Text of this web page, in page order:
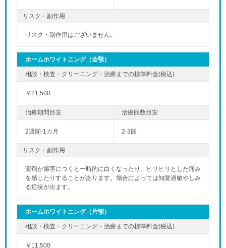
リスク・副作用
リスク・副作用はございません。
ホームホワイトニング（全顎）
￥21,500
2週間-1カ月 2-3回
リスク・副作用
薬剤が歯茎につくと一時的に白くなったり、ヒリヒリとした痛み
を感じたりすることがあります。場合によっては知覚過敏やしみ
る症状が出ます。
ホームホワイトニング（片顎）
￥11,500